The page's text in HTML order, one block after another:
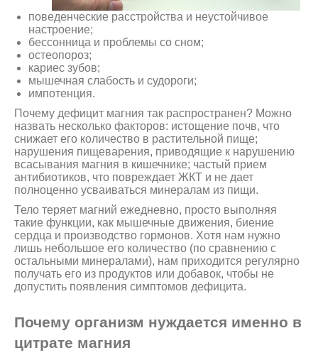
поведенческие расстройства и неустойчивое
настроение;
бессонница и проблемы со сном;
остеопороз;
кариес зубов;
мышечная слабость и судороги;
импотенция.
Почему дефицит магния так распространен? Можно
назвать несколько факторов: истощение почв, что
снижает его количество в растительной пище;
нарушения пищеварения, приводящие к нарушению
всасывания магния в кишечнике; частый прием
антибиотиков, что повреждает ЖКТ и не дает
полноценно усваиваться минералам из пищи.
Тело теряет магний ежедневно, просто выполняя
такие функции, как мышечные движения, биение
сердца и производство гормонов. Хотя нам нужно
лишь небольшое его количество (по сравнению с
остальными минералами), нам приходится регулярно
получать его из продуктов или добавок, чтобы не
допустить появления симптомов дефицита.
Почему организм нуждается именно в
цитрате магния